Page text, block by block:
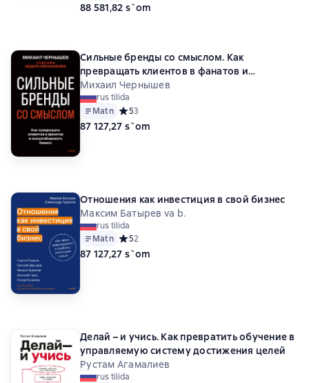
88 581,82 s`om
Сильные бренды со смыслом. Как
превращать клиентов в фанатов и
масштабировать бизнес
Михаил Чернышев
rus tilida
Matn Средний рейтинг 5 на основе 3 оценок
53
87 127,27 s`om
Отношения как инвестиция в свой бизнес
Максим Батырев va b.
rus tilida
Matn Средний рейтинг 5 на основе 2 оценок
52
87 127,27 s`om
Делай – и учись. Как превратить обучение в
управляемую систему достижения целей
Рустам Агамалиев
rus tilida